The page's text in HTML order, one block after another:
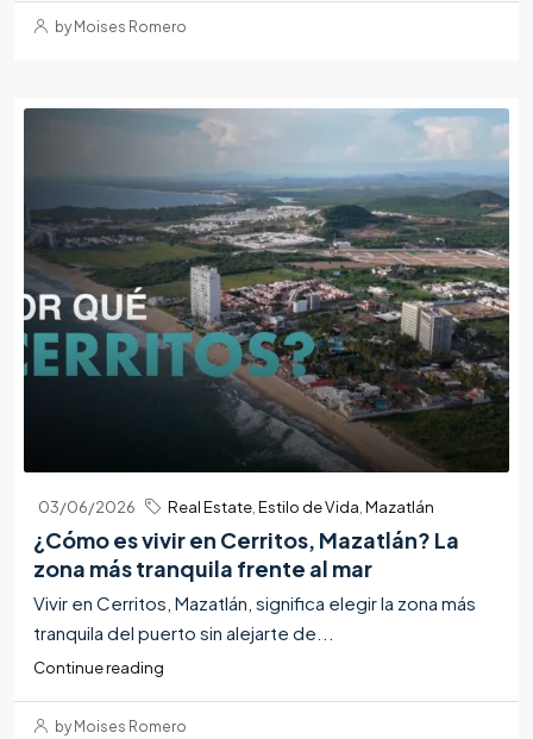
by Moises Romero
03/06/2026 Real Estate Estilo de Vida Mazatlán
¿Cómo es vivir en Cerritos, Mazatlán? La
zona más tranquila frente al mar
Vivir en Cerritos, Mazatlán, significa elegir la zona más
tranquila del puerto sin alejarte de...
Continue reading
by Moises Romero